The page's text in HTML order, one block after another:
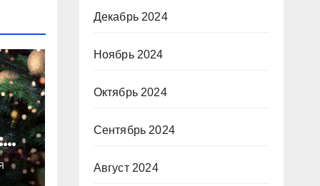
Декабрь 2024
Ноябрь 2024
Октябрь 2024
Сентябрь 2024
Август 2024